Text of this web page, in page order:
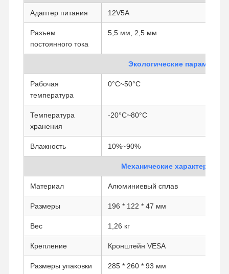
Промышленная материнская плата
Материнская плата для межсетевого экрана
Адаптер питания 12V5A
Разъем
постоянного тока
5,5 мм, 2,5 мм
Экологические параметры
Рабочая
температура
0°C~50°C
Температура
хранения
-20°C~80°C
Влажность 10%~90%
Механические
Материал Алюминиевый сплав
Размеры 196 * 122 * 47 мм
Вес 1,26 кг
Крепление Кронштейн VESA
Размеры упаковки 285 * 260 * 93 мм